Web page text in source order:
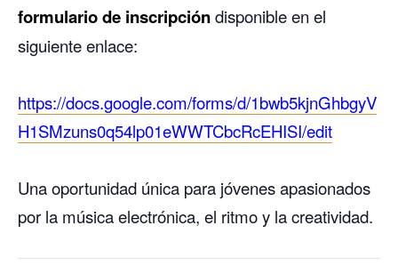
formulario de inscripcióndisponible en el
siguiente enlace:
https://docs.google.com/forms/d/1bwb5kjnGhbgyV
H1SMzuns0q54lp01eWWTCbcRcEHISI/edit
Una oportunidad única para jóvenes apasionados
por la música electrónica, el ritmo y la creatividad.